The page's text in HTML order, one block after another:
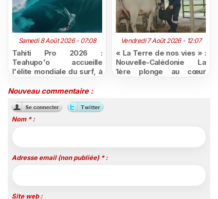
Samedi 8 Août 2026 - 07:08
Tahiti Pro 2026 :
Teahupo'o accueille
l'élite mondiale du surf, à
Polynésie la 1ère
Vendredi 7 Août 2026 - 12:07
« La Terre de nos vies » :
Nouvelle-Calédonie La
1ère plonge au cœur
Nouveau commentaire :
Nom * :
Adresse email (non publiée) * :
Site web :